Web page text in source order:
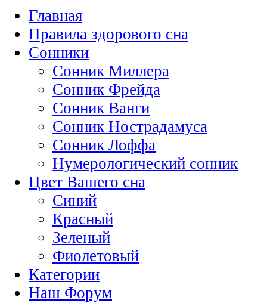
Главная
Правила здорового сна
Сонники
Сонник Миллера
Сонник Фрейда
Сонник Ванги
Сонник Нострадамуса
Сонник Лоффа
Нумерологический сонник
Цвет Вашего сна
Синий
Красный
Зеленый
Фиолетовый
Категории
Наш Форум